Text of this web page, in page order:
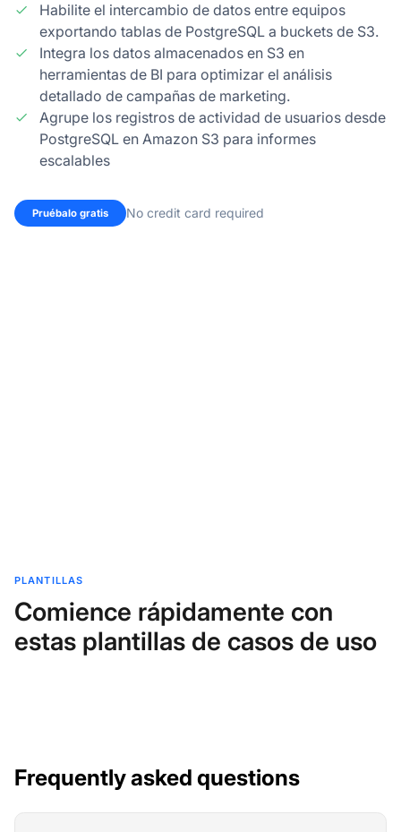
Habilite el intercambio de datos entre equipos
exportando tablas de PostgreSQL a buckets de S3.
Integra los datos almacenados en S3 en
herramientas de BI para optimizar el análisis
detallado de campañas de marketing.
Agrupe los registros de actividad de usuarios desde
PostgreSQL en Amazon S3 para informes
escalables
Pruébalo gratis No credit card required
PLANTILLAS
Comience rápidamente con
estas plantillas de casos de uso
Frequently asked questions